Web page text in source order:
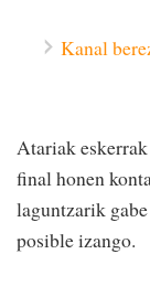
Kanal
Atariak
final honen
laguntzarik
posible izango.